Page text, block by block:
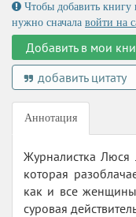
Чтобы добавить книгу
нужно сначала войти на
Добавить в мои
добавить цитату
Аннотация
Журналистка Люся
которая
как и все
суровая